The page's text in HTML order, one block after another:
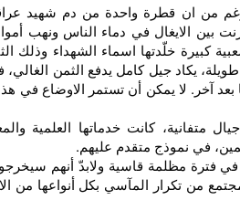
من ان قطرة واحدة من دم شهيد
بين الايغال في دماء الناس ونهب أموال
كبيرة خلّدتها اسماء الشهداء وذلك
يكاد جيل كامل يدفع الثمن
آخر. لا يمكن أن تستمر الاوضاع في هذا
متفانية، كانت خدماتها العلمية
في نموذج متقدم عليهم.
فترة مظلمة قاسية ولابدّ أنهم
من تكرار المآسي بكل أنواعها من